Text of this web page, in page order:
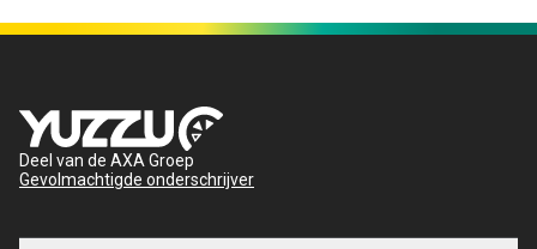
Deel van de AXA Groep
Gevolmachtigde onderschrijver